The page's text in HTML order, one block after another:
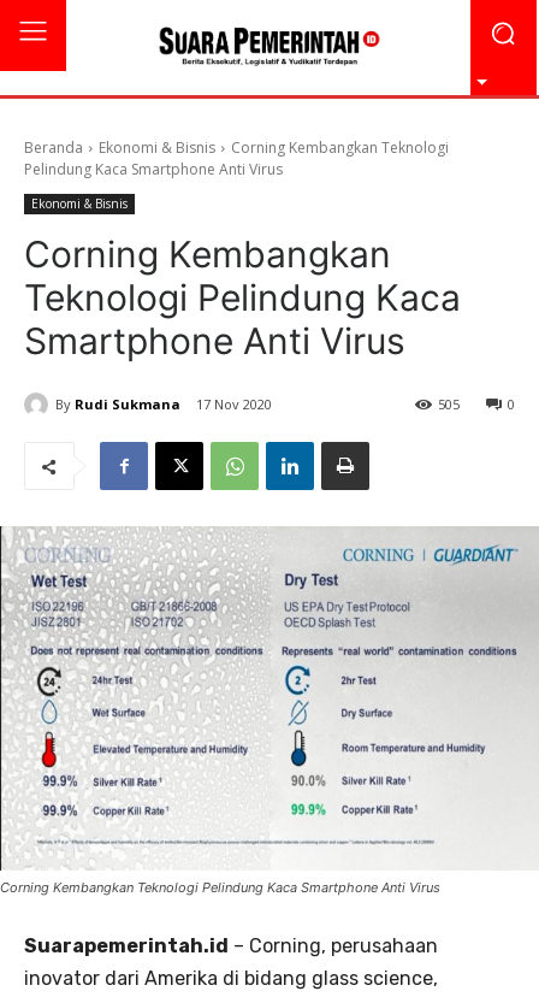
Beranda Ekonomi & Bisnis
Corning Kembangkan Teknologi
Pelindung Kaca Smartphone Anti Virus
Ekonomi & Bisnis
Corning Kembangkan
Teknologi Pelindung Kaca
Smartphone Anti Virus
By Rudi Sukmana 17 Nov 2020 0
505
Corning Kembangkan Teknologi Pelindung Kaca Smartphone Anti Virus
Suarapemerintah.id – Corning, perusahaan
inovator dari Amerika di bidang glass science,